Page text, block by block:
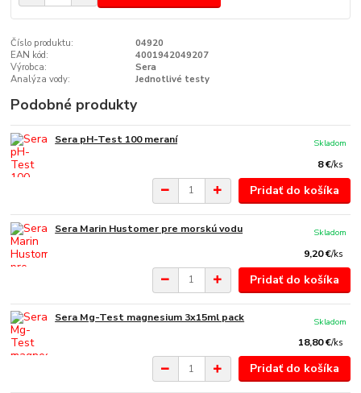
Číslo produktu:
04920
EAN kód:
4001942049207
Výrobca:
Sera
Analýza vody:
Jednotlivé testy
Podobné produkty
Sera pH-Test 100 meraní
8 €/ks
Skladom
Pridať do košíka
Sera Marin Hustomer pre morskú vodu
9,20 €/ks
Skladom
Pridať do košíka
Sera Mg-Test magnesium 3x15ml pack
18,80 €/ks
Skladom
Pridať do košíka